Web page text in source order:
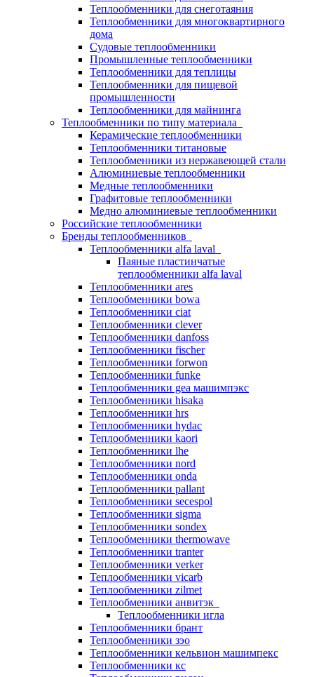
Теплообменники для снеготаяния
Теплообменники для многоквартирного
дома
Судовые теплообменники
Промышленные теплообменники
Теплообменники для теплицы
Теплообменники для пищевой
промышленности
Теплообменники для майнинга
Теплообменники по типу материала
Керамические теплообменники
Теплообменники титановые
Теплообменники из нержавеющей стали
Алюминиевые теплообменники
Медные теплообменники
Графитовые теплообменники
Медно алюминиевые теплообменники
Российские теплообменники
Бренды теплообменников
Теплообменники alfa laval
Паяные пластинчатые
теплообменники alfa laval
Теплообменники ares
Теплообменники bowa
Теплообменники ciat
Теплообменники clever
Теплообменники danfoss
Теплообменники fischer
Теплообменники forwon
Теплообменники funke
Теплообменники gea машимпэкс
Теплообменники hisaka
Теплообменники hrs
Теплообменники hydac
Теплообменники kaori
Теплообменники lhe
Теплообменники nord
Теплообменники onda
Теплообменники pallant
Теплообменники secespol
Теплообменники sigma
Теплообменники sondex
Теплообменники thermowave
Теплообменники tranter
Теплообменники verker
Теплообменники vicarb
Теплообменники zilmet
Теплообменники анвитэк
Теплообменники игла
Теплообменники брант
Теплообменники зэо
Теплообменники кельвион машимпекс
Теплообменники кс